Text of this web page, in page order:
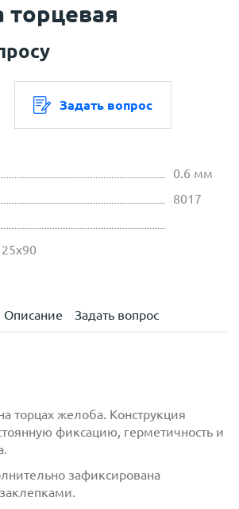
торцевая
Задать вопрос
0.6 мм
8017
Описание Задать вопрос
торцах желоба. Конструкция
фиксацию, герметичность и
зафиксирована